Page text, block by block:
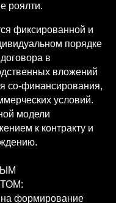
роялти.
фиксированной и
порядке
в
вложений
со-финансирования,
условий.
модели
к контракту и
на формирование